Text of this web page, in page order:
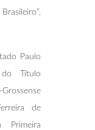
Paulo
Título
de
Primeira